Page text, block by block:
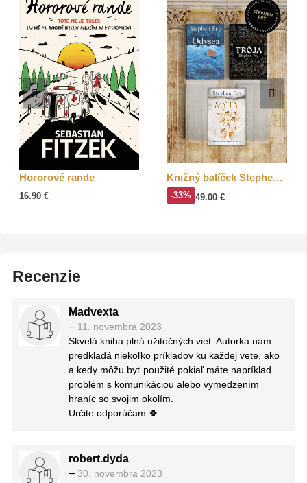
Hororové rande
16.90 €
Knižný balíček Stephen Fry
-33% 49.00 €
Recenzie
Madvexta
– 11. novembra 2023
Skvelá kniha plná užitočných viet. Autorka nám
predkladá niekoľko príkladov ku každej vete, ako
a kedy môžu byť použité pokiaľ máte napríklad
problém s komunikáciou alebo vymedzením
hraníc so svojim okolím.
Určite odporúčam 🍀
robert.dyda
– 30. novembra 2023